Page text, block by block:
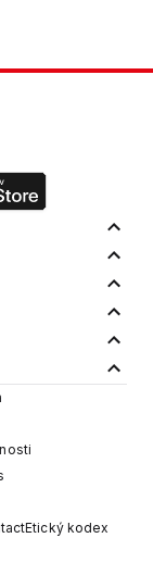
Etický kodex